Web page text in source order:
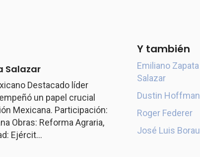
Salazar
Destacado líder
un papel crucial
Mexicana. Participación:
Obras: Reforma Agraria,
Ejércit...
Y también
Emiliano Zapata
Salazar
Dustin Hoffman
Roger Federer
José Luis Borau